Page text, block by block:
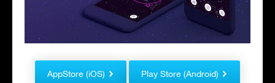
AppStore (iOS) Play Store (Android)